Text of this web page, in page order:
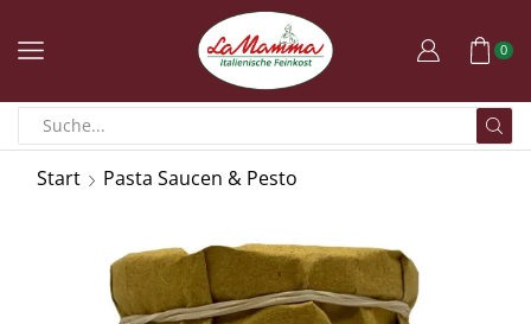
0
Start Pasta Saucen & Pesto